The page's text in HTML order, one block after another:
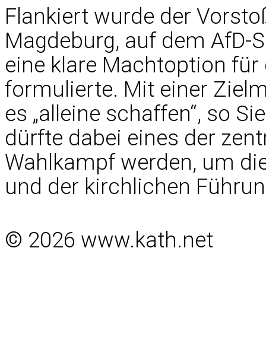
Flankiert wurde der
Magdeburg, auf dem
eine klare Machtoption
formulierte. Mit einer
es „alleine schaffen“, so
dürfte dabei eines der
Wahlkampf werden, um
und der kirchlichen
© 2026 www.kath.net